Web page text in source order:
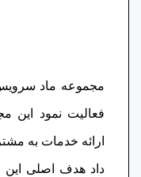
فعالیت نمود این
داد هدف اصلی این